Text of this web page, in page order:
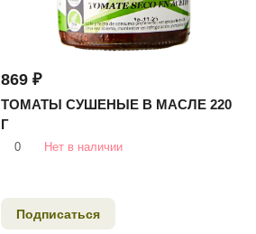
869 ₽
ТОМАТЫ СУШЕНЫЕ В МАСЛЕ 220
Г
0 Нет в наличии
Подписаться